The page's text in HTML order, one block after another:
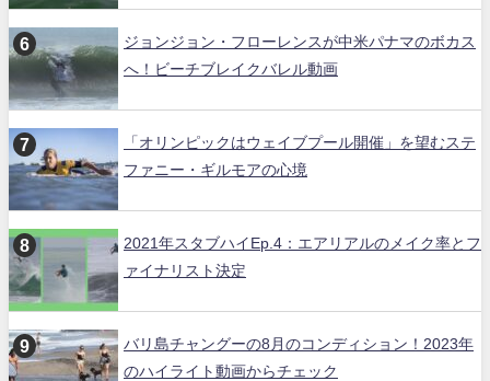
ジョンジョン・フローレンスが中米パナマのボカス
へ！ビーチブレイクバレル動画
「オリンピックはウェイブプール開催」を望むステ
ファニー・ギルモアの心境
2021年スタブハイEp.4：エアリアルのメイク率とフ
ァイナリスト決定
バリ島チャングーの8月のコンディション！2023年
のハイライト動画からチェック